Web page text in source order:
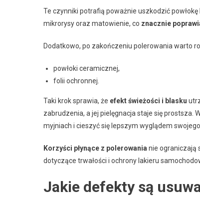
Te czynniki potrafią poważnie uszkodzić
mikrorysy oraz matowienie, co znacznie
Dodatkowo, po zakończeniu polerowania warto
powłoki ceramicznej,
folii ochronnej.
Taki krok sprawia, że efekt świeżości i blasku
zabrudzenia, a jej pielęgnacja staje się prostsza.
myjniach i cieszyć się lepszym wyglądem
Korzyści płynące z polerowania nie ograniczają
dotyczące trwałości i ochrony lakieru
Jakie defekty są